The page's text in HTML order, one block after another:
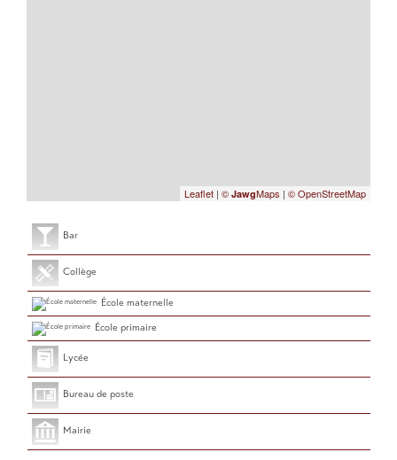
Leaflet | © JawgMaps | © OpenStreetMap
Bar
Collège
École maternelle
École primaire
Lycée
Bureau de poste
Mairie